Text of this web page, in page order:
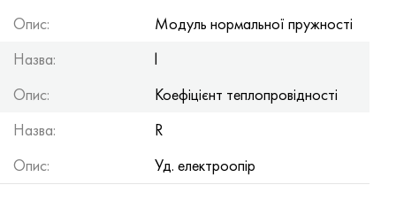
Опис:
Модуль нормальної пружності
Назва:
l
Опис:
Коефіцієнт теплопровідності
Назва:
R
Опис:
Уд. електроопір